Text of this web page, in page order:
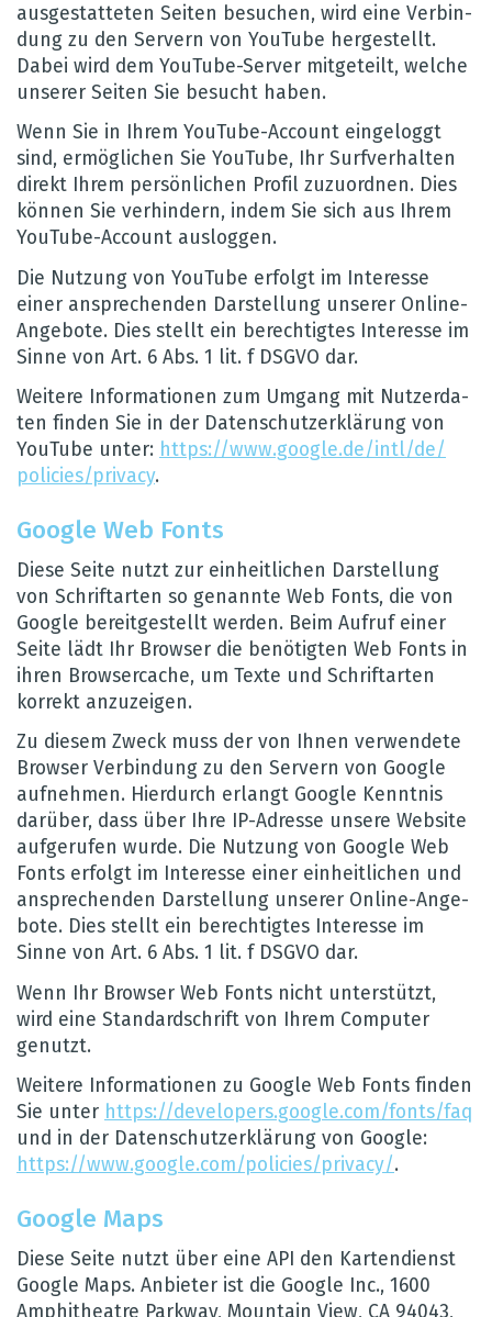
aus­ge­stat­te­ten Sei­ten besu­chen, wird eine Ver­bin­
dung zu den Ser­vern von You­Tube her­ge­stellt.
Dabei wird dem You­Tube-Ser­ver mit­ge­teilt, wel­che
unse­rer Sei­ten Sie besucht haben.
Wenn Sie in Ihrem You­Tube-Account ein­ge­loggt
sind, ermög­li­chen Sie You­Tube, Ihr Surf­ver­hal­ten
direkt Ihrem per­sön­li­chen Pro­fil zuzu­ord­nen. Dies
kön­nen Sie ver­hin­dern, indem Sie sich aus Ihrem
You­Tube-Account aus­log­gen.
Die Nut­zung von You­Tube erfolgt im Inter­esse
einer anspre­chen­den Dar­stel­lung unse­rer Online-
Ange­bote. Dies stellt ein berech­tig­tes Inter­esse im
Sinne von Art. 6 Abs. 1 lit. f DSGVO dar.
Wei­tere Infor­ma­tio­nen zum Umgang mit Nut­zer­da­
ten fin­den Sie in der Daten­schut­z­er­klä­rung von
You­Tube unter: https://​www.​google.​de/​intl/​de/​
policies/​privacy.
Google Web Fonts
Diese Seite nutzt zur ein­heit­li­chen Dar­stel­lung
von Schrift­ar­ten so genannte Web Fonts, die von
Google bereit­ge­stellt wer­den. Beim Auf­ruf einer
Seite lädt Ihr Brow­ser die benö­tig­ten Web Fonts in
ihren Brow­ser­cache, um Texte und Schrift­ar­ten
kor­rekt anzu­zei­gen.
Zu die­sem Zweck muss der von Ihnen ver­wen­dete
Brow­ser Ver­bin­dung zu den Ser­vern von Google
auf­neh­men. Hier­durch erlangt Google Kennt­nis
dar­über, dass über Ihre IP-Adresse unsere Web­site
auf­ge­ru­fen wurde. Die Nut­zung von Google Web
Fonts erfolgt im Inter­esse einer ein­heit­li­chen und
anspre­chen­den Dar­stel­lung unse­rer Online-Ange­
bote. Dies stellt ein berech­tig­tes Inter­esse im
Sinne von Art. 6 Abs. 1 lit. f DSGVO dar.
Wenn Ihr Brow­ser Web Fonts nicht unter­stützt,
wird eine Stan­dard­schrift von Ihrem Com­pu­ter
genutzt.
Wei­tere Infor­ma­tio­nen zu Google Web Fonts fin­den
Sie unter https://​developers.​google.​com/​fonts/​faq
und in der Daten­schut­z­er­klä­rung von Google:
https://​www.​google.​com/​policies/​privacy/.
Google Maps
Diese Seite nutzt über eine API den Kar­ten­dienst
Google Maps. Anbie­ter ist die Google Inc., 1600
Amphi­theatre Park­way, Moun­tain View, CA 94043,